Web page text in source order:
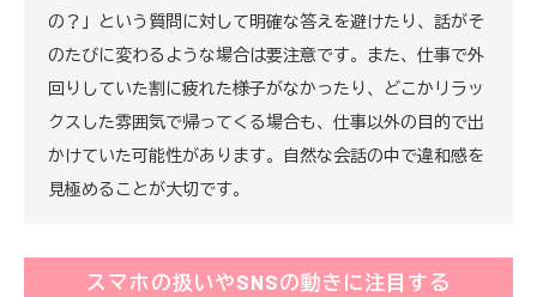
の？」という質問に対して明確な答えを避けたり、話がそ
のたびに変わるような場合は要注意です。また、仕事で外
回りしていた割に疲れた様子がなかったり、どこかリラッ
クスした雰囲気で帰ってくる場合も、仕事以外の目的で出
かけていた可能性があります。自然な会話の中で違和感を
見極めることが大切です。
スマホの扱いやSNSの動きに注目する